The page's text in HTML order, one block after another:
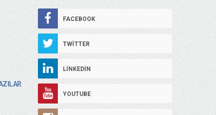
FACEBOOK
TWITTER
LINKEDIN
YOUTUBE